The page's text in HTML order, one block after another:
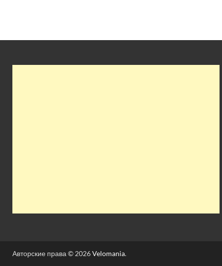
Авторские права © 2026Velomania.